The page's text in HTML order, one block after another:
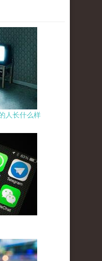
人长什么样